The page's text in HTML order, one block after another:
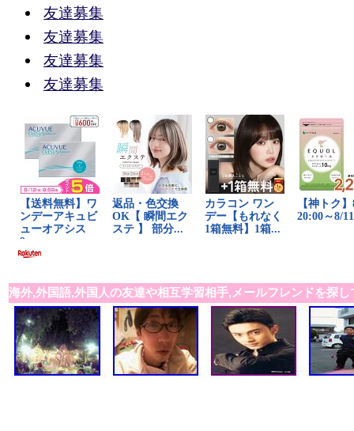
友達募集
友達募集
友達募集
友達募集
海外,外国語,外国人の友達や相互学習相手,メールフレンドを探し